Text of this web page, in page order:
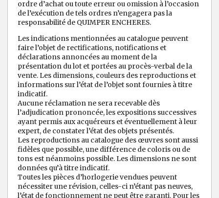
ordre d’achat ou toute erreur ou omission à l’occasion
de l’exécution de tels ordres n’engagera pas la
responsabilité de QUIMPER ENCHERES.
Les indications mentionnées au catalogue peuvent
faire l’objet de rectifications, notifications et
déclarations annoncées au moment de la
présentation du lot et portées au procès-verbal de la
vente. Les dimensions, couleurs des reproductions et
informations sur l’état de l’objet sont fournies à titre
indicatif.
Aucune réclamation ne sera recevable dès
l’adjudication prononcée, les expositions successives
ayant permis aux acquéreurs et éventuellement à leur
expert, de constater l’état des objets présentés.
Les reproductions au catalogue des œuvres sont aussi
fidèles que possible, une différence de coloris ou de
tons est néanmoins possible. Les dimensions ne sont
données qu’à titre indicatif.
Toutes les pièces d’horlogerie vendues peuvent
nécessiter une révision, celles-ci n’étant pas neuves,
l’état de fonctionnement ne peut être garanti. Pour les